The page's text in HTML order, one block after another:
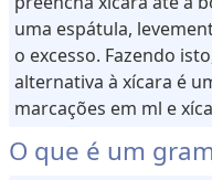
uma espátula,
o excesso. Fazendo
alternativa à xícara é
marcações em ml e
O que é um